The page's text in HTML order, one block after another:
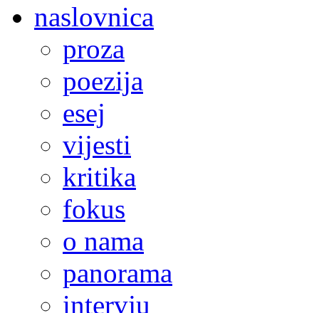
naslovnica
proza
poezija
esej
vijesti
kritika
fokus
o nama
panorama
intervju